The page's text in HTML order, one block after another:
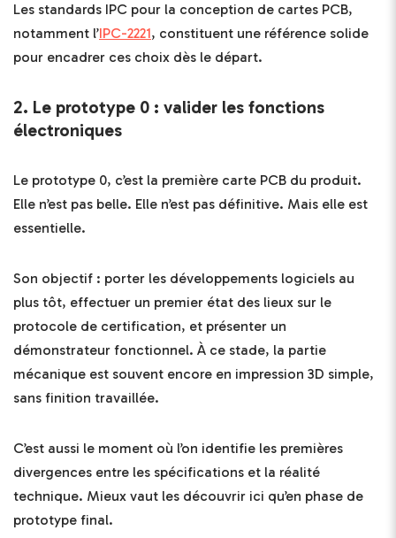
Les standards IPC pour la conception de cartes PCB,
notamment l’IPC-2221, constituent une référence solide
pour encadrer ces choix dès le départ.
2. Le prototype 0 : valider les fonctions
électroniques
Le prototype 0, c’est la première carte PCB du produit.
Elle n’est pas belle. Elle n’est pas définitive. Mais elle est
essentielle.
Son objectif : porter les développements logiciels au
plus tôt, effectuer un premier état des lieux sur le
protocole de certification, et présenter un
démonstrateur fonctionnel. À ce stade, la partie
mécanique est souvent encore en impression 3D simple,
sans finition travaillée.
C’est aussi le moment où l’on identifie les premières
divergences entre les spécifications et la réalité
technique. Mieux vaut les découvrir ici qu’en phase de
prototype final.